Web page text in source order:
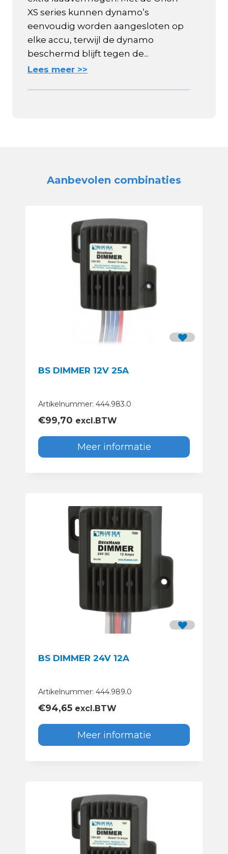
XS series kunnen dynamo’s
eenvoudig worden aangesloten op
elke accu, terwijl de dynamo
beschermd blijft tegen de...
Lees meer >>
Aanbevolen combinaties
BS DIMMER 12V 25A
Artikelnummer: 444.983.0
€99,70 excl.BTW
Meer informatie
BS DIMMER 24V 12A
Artikelnummer: 444.989.0
€94,65 excl.BTW
Meer informatie